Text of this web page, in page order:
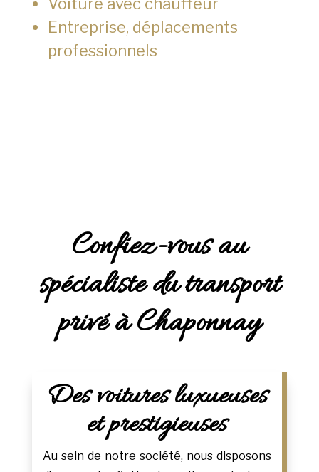
Entreprise, déplacements
professionnels
Confiez-vous au
spécialiste du transport
privé à Chaponnay
Des voitures luxueuses
et prestigieuses
Au sein de notre société, nous disposons